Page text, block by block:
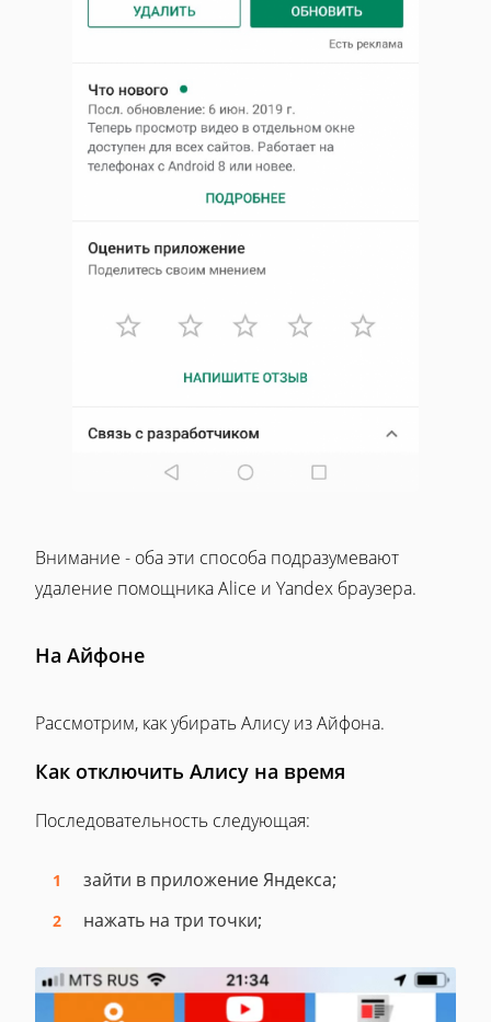
Внимание - оба эти способа подразумевают
удаление помощника Alice и Yandex браузера.
На Айфоне
Рассмотрим, как убирать Алису из Айфона.
Как отключить Алису на время
Последовательность следующая:
зайти в приложение Яндекса;
нажать на три точки;